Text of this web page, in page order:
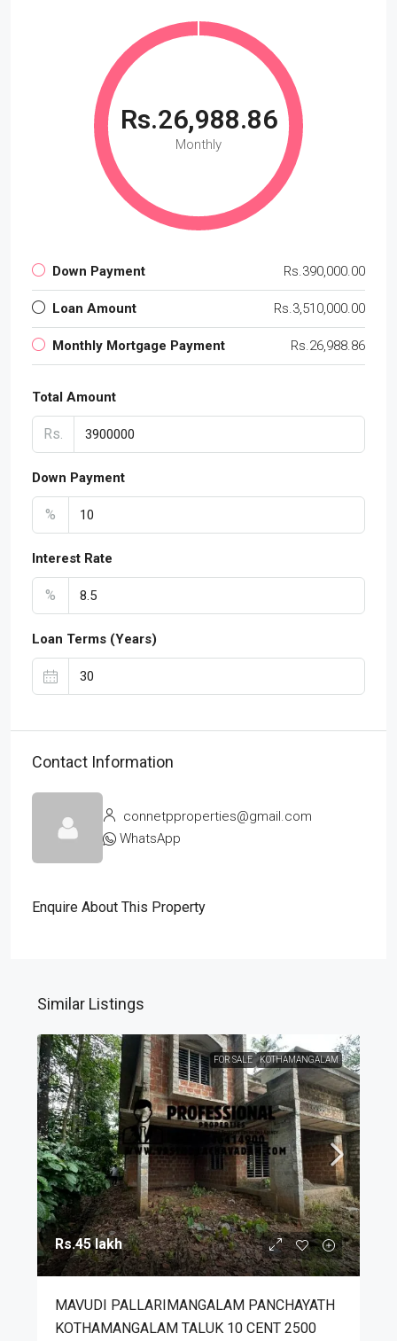
Rs.26,988.86
Monthly
Down Payment Rs.390,000.00
Loan Amount Rs.3,510,000.00
Monthly Mortgage Payment Rs.26,988.86
Total Amount
Rs.
Down Payment
%
Interest Rate
%
Loan Terms (Years)
Contact Information
connetpproperties@gmail.com
WhatsApp
Enquire About This Property
Similar Listings
FOR SALE KOTHAMANGALAM
Rs.45 lakh
MAVUDI PALLARIMANGALAM PANCHAYATH
KOTHAMANGALAM TALUK 10 CENT 2500